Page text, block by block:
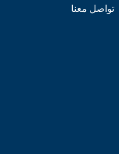
تواصل معنا